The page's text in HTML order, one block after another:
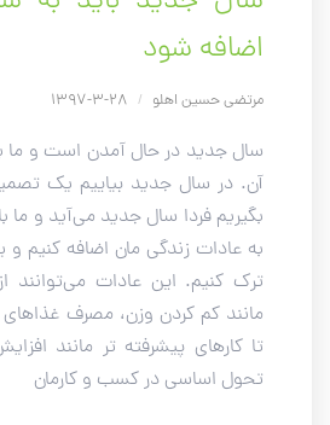
اضافه شود
مرتضی حسین اهلو /
سال جدید در حال آمدن است و ما
آن. در سال جدید بیاییم یک
بگیریم فردا سال جدید می‌آید و ما
به عادات زندگی مان اضافه کنیم
ترک کنیم. این عادات می‌توانند
مانند کم کردن وزن، مصرف
تا کارهای پیشرفته تر مانند
تحول اساسی در کسب و کارمان